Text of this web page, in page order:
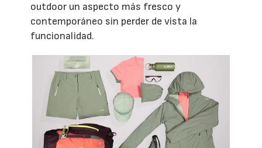
outdoor un aspecto más fresco y
contemporáneo sin perder de vista la
funcionalidad.